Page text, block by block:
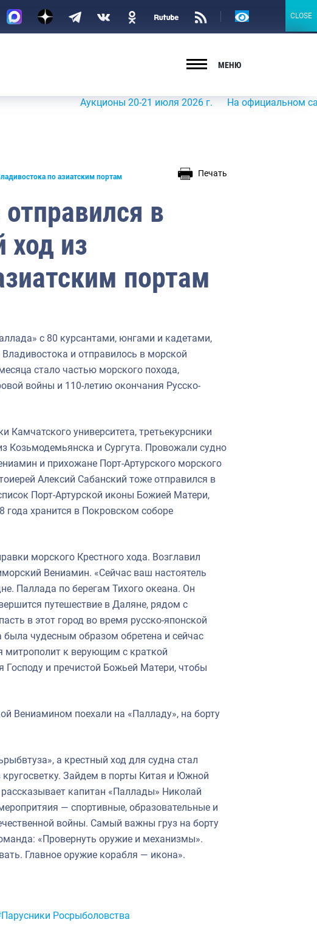
Версия
МЕНЮ
Аукционы 20-21 июля 2026 г. На официальном сайте
по азиатским портам
Печать
в
ход из
портам
с 80 курсантами, юнгами и кадетами,
и отправилось в морской
стало частью морского похода,
войны и 110-летию окончания Русско-
Камчатского университета, третьекурсники
Козьмодемьянска и Сургута. Провожали судно
и прихожане Порт-Артурского морского
Алексий Сабанский тоже отправился в
Порт-Артурской иконы Божией Матери,
года хранится в Покровском соборе
морского Крестного хода. Возглавил
Вениамин. «Сейчас ваш настоятель
Паллада по берегам Тихого океана. Он
путешествие в Даляне, рядом с
в этот город во время русско-японской
чудесным образом обретена и сейчас
митрополит к верующим с краткой
и пречистой Божьей Матери, чтобы
Вениамином поехали на «Палладу», на борту
а крестный ход для судна стал
Зайдем в порты Китая и Южной
капитан «Паллады» Николай
— спортивные, образовательные и
войны. Самый важны груз на борту
«Провернуть оружие и механизмы».
Главное оружие корабля — икона».
Росрыболовства
CLOSE
CLOSE